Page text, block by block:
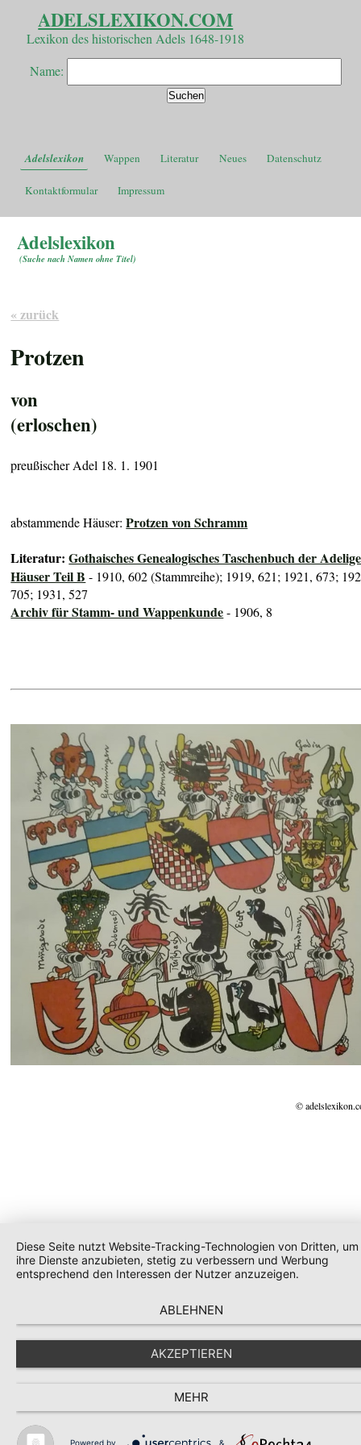
ADELSLEXIKON.COM
Lexikon des historischen Adels 1648-1918
Name:
Adelslexikon Wappen Literatur Neues Datenschutz
Kontaktformular Impressum
Adelslexikon
(Suche nach Namen ohne Titel)
« zurück
Protzen
von
(erloschen)
preußischer Adel 18. 1. 1901
abstammende Häuser:Protzen von Schramm
Literatur:Gothaisches Genealogisches Taschenbuch der
Häuser Teil B - 1910, 602 (Stammreihe); 1919, 621; 1921, 673;
705; 1931, 527
Archiv für Stamm- und Wappenkunde- 1906, 8
©
Diese Seite nutzt Website-Tracking-Technologien von Dritten, um
ihre Dienste anzubieten, stetig zu verbessern und Werbung
entsprechend den Interessen der Nutzer anzuzeigen.
ABLEHNEN
AKZEPTIEREN
MEHR
Powered by &